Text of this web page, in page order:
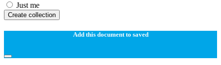
Just me
Create collection
Add this document to saved